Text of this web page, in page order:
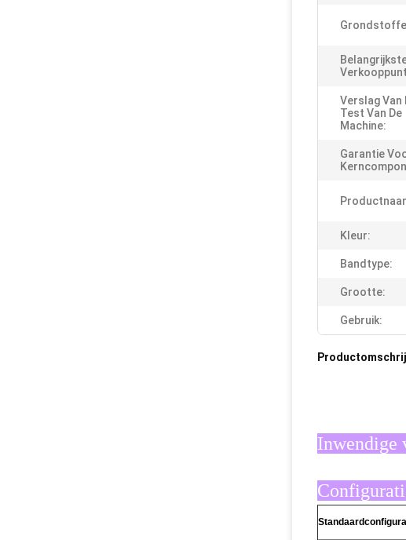
Verslag Van
Test Van De
Machine:
Garantie
Kleur:
Bandtype:
Grootte:
Gebruik:
Inwendige